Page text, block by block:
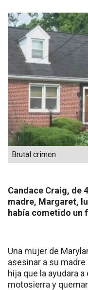
Brutal crimen
Candace Craig, de
madre, Margaret,
había cometido un
Una mujer de
asesinar a su
hija que la ayudara
motosierra y